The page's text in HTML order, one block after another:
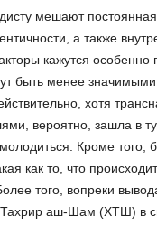
мешают
а также
кажутся
быть менее
хотя
вероятно, зашла в
Кроме того,
как то, что
того, вопреки
аш-Шам (ХТШ) в